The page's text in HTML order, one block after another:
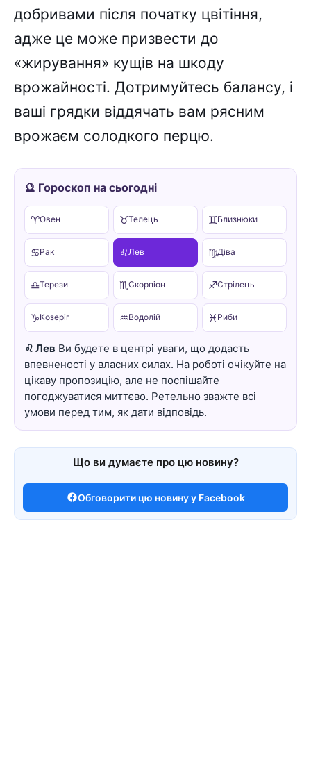
добривами після початку цвітіння,
адже це може призвести до
«жирування» кущів на шкоду
врожайності. Дотримуйтесь балансу, і
ваші грядки віддячать вам рясним
врожаєм солодкого перцю.
🔮 Гороскоп на сьогодні
♈Овен ♉Телець ♊Близнюки
♋Рак ♌Лев ♍Діва
♎Терези ♏ Скорпіон ♐Стрілець
♑Козеріг ♒Водолій ♓ Риби
♌ Лев Ви будете в центрі уваги, що додасть
впевненості у власних силах. На роботі очікуйте на
цікаву пропозицію, але не поспішайте
погоджуватися миттєво. Ретельно зважте всі
умови перед тим, як дати відповідь.
Що ви думаєте про цю новину?
Обговорити цю новину у Facebook